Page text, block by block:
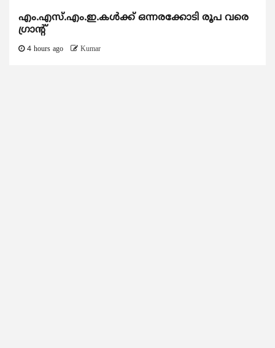
എം.എസ്.എം.ഇ.കൾക്ക് ഒന്നരക്കോടി രൂപ വരെ
ഗ്രാന്റ്
4 hours ago Kumar